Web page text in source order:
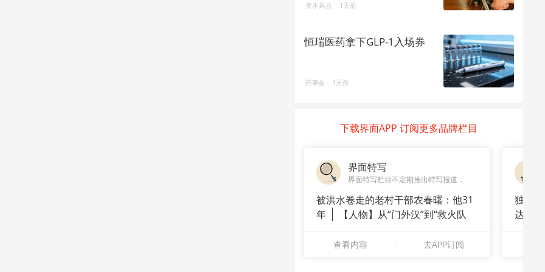
资本风云 1天前
恒瑞医药拿下GLP-1入场券
药事会 1天前
下载界面APP 订阅更多品牌栏目
界面特写
界面特写栏目不定期推出特写报道，
被洪水卷走的老村干部农春曙：他31
年
【人物】从“门外汉”到“救火队
查看内容 去APP订阅
独家
达A